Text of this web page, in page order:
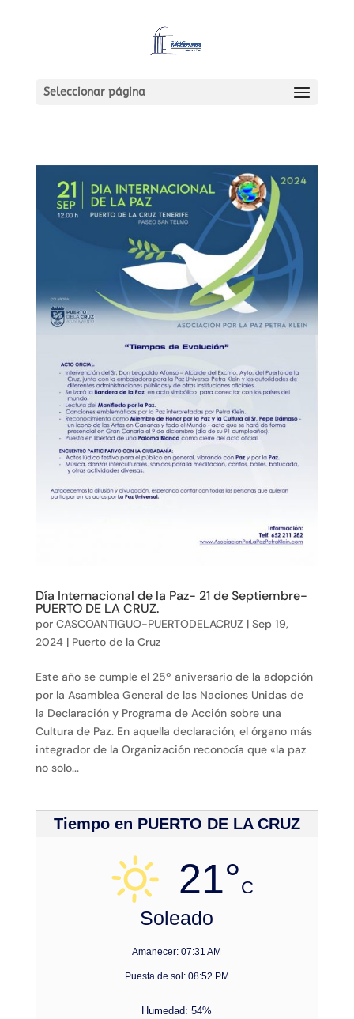
Seleccionar página
Día Internacional de la Paz- 21 de Septiembre-
PUERTO DE LA CRUZ.
por CASCOANTIGUO-PUERTODELACRUZ | Sep 19,
2024| Puerto de la Cruz
Este año se cumple el 25º aniversario de la adopción
por la Asamblea General de las Naciones Unidas de
la Declaración y Programa de Acción sobre una
Cultura de Paz. En aquella declaración, el órgano más
integrador de la Organización reconocía que «la paz
no solo...
Tiempo en PUERTO DE LA CRUZ
21°C
Soleado
Amanecer: 07:31 AM
Puesta de sol: 08:52 PM
Humedad: 54%